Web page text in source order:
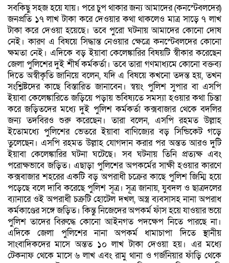
সবকিছু সহজ হয়ে যায়। পরে চুপ থাকার জন্য আমাদের (কনস্টেবলদের)
জনপ্রতি ১৭ লাখ টাকা করে দেওয়ার কথা থাকলেও মাত্র সাড়ে ৭ লাখ
টাকা করে দেওয়া হয়েছে। তবে পুরো ঘটনায় আমাদের কোনো দোষ
নেই। কারণ এ বিষয়ে সিদ্ধান্ত নেওয়ার ক্ষেত্রে কনস্টেবলদের কোনো
ক্ষমতা নেই। এদিকে বড় ইয়াবা কেলেঙ্কারির বিষয়টি স্বীকার করেছেন
জেলা পুলিশের দুই শীর্ষ কর্মকর্তা। তবে তারা গণমাধ্যমে কোনো বক্তব্য
দিতে অস্বীকৃতি জানিয়ে বলেন, যদি এ বিষয়ে কখনো তদন্ত হয়, তখন
সংশ্লিষ্টদের কাছে বিস্তারিত জানাবেন। স্বয়ং পুলিশ সুপার বা এসপি
ইয়াবা কেলেঙ্কারিতে জড়িয়ে পড়ায় ভবিষ্যতে সমস্যা হওয়ার কথা চিন্তা
করে জড়িতদের মধ্যে দুই পুলিশ কর্মকর্তা কক্সবাজার থেকে বদলির
জন্য তদবিরও শুরু করেছেন। তারা বলেন, এসপি রহমত উল্লাহ
ইতোমধ্যে পুলিশের ভেতরে ইয়াবা বাণিজ্যের বড় সিন্ডিকেট গড়ে
তুলেছেন। এসপি রহমত উল্লাহ যোগদান করার পর অন্তত আরও দুটি
ইয়াবা কেলেঙ্কারির ঘটনা ঘটেছে। সব ঘটনায় তিনি প্রত্যক্ষ এবং
পরোক্ষভাবে জড়িত। এছাড়া পুলিশের অপকর্মের সাক্ষী হওয়ার কারণে
কক্সবাজার শহরের একটি বড় অপরাধী চক্রের কাছে পুলিশ জিম্মি হয়ে
পড়েছে বলে দাবি করেছে পুলিশ সূত্র। সূত্র জানায়, যুবদল ও ছাত্রদলের
ব্যানারে ওই অপরাধী চক্রটি হোটেল দখল, অস্ত্র ব্যবসাসহ নানা অপরাধ
কর্মকাণ্ডের সঙ্গে জড়িত। কিন্তু নিজেদের অপকর্ম ফাঁস হয়ে যাওয়ার ভয়ে
পুলিশ তাদের বিরুদ্ধে কোনো আইনগত পদক্ষেপ নিতে পারছে না।
এদিকে জেলা পুলিশের নানা অপকর্ম ধামাচাপা দিতে স্থানীয়
সাংবাদিকদের মাসে অন্তত ১০ লাখ টাকা দেওয়া হয়। এর মধ্যে
টেকনাফ থেকে মাসে ৬ লাখ এবং রামু থানা ও গর্জনিয়ার ফাঁড়ি থেকে